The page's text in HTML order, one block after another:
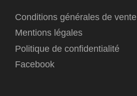
Conditions générales de vente
Mentions légales
Politique de confidentialité
Facebook